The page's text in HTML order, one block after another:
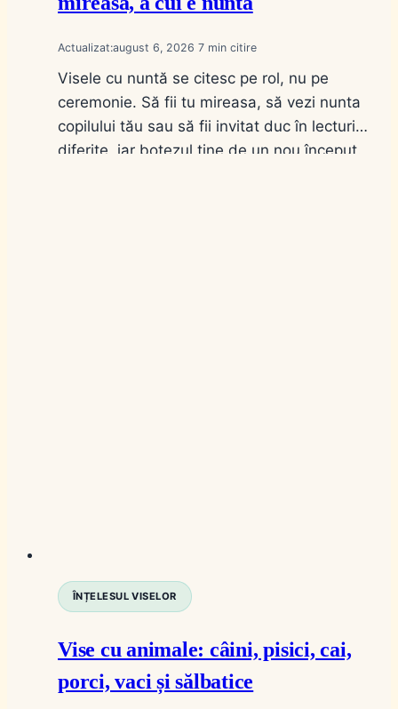
Actualizat:august 6, 2026 7
Visele cu nuntă se citesc pe rol, nu pe
ceremonie. Să fii tu mireasa, să vezi nunta
copilului tău sau să fii invitat duc în lecturi
diferite, iar botezul ține de un nou început.
ÎNȚELESUL VISELOR
Vise cu animale: câini, pisici, cai,
porci, vaci și sălbatice